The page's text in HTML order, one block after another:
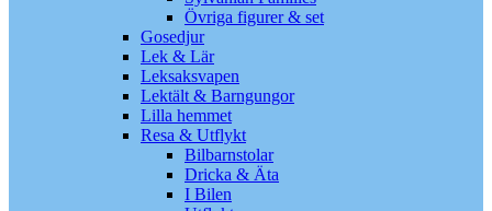
Övriga figurer & set
Gosedjur
Lek & Lär
Leksaksvapen
Lektält & Barngungor
Lilla hemmet
Resa & Utflykt
Bilbarnstolar
Dricka & Äta
I Bilen